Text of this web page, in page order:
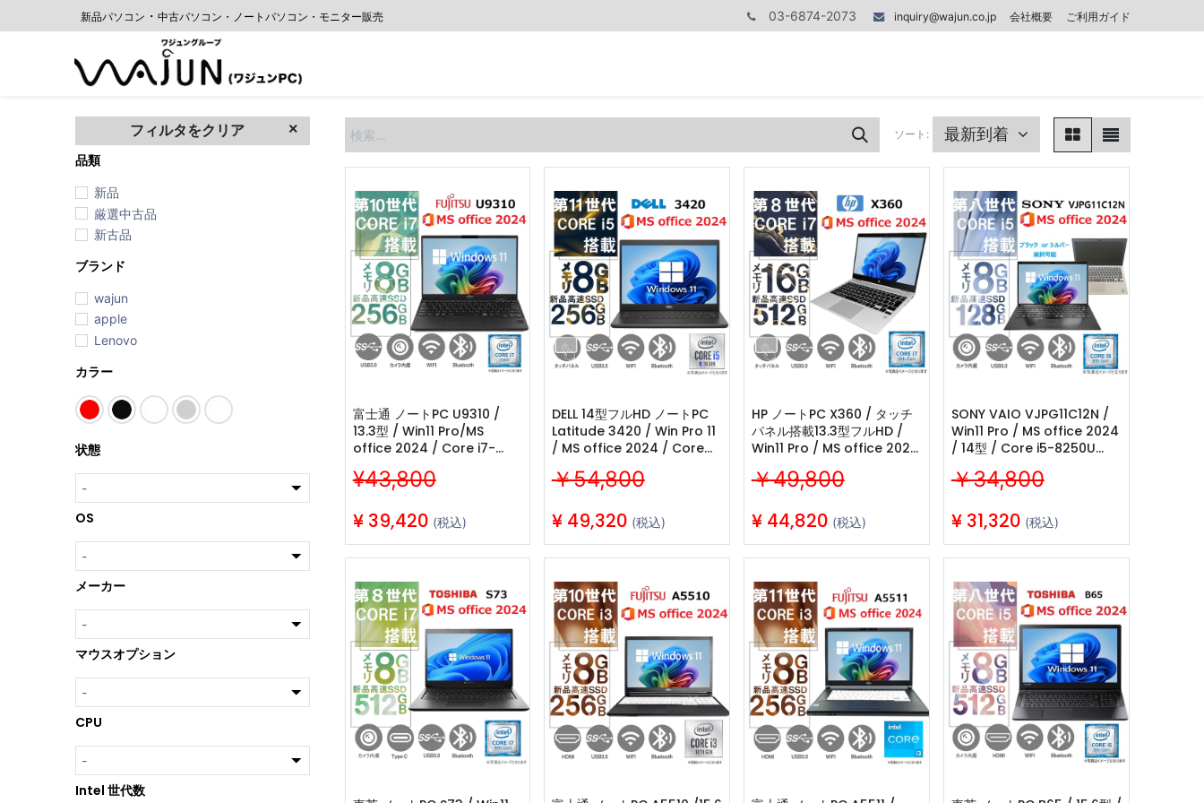
新品パソコン ・ 中古パソコン・ノートパソコン・モニター販売 03-6874-2073 inquiry@wajun.co.jp 会社概要 ご利用ガイド
フィルタをクリア
品類
新品
厳選中古品
新古品
ブランド
wajun
apple
Lenovo
カラー
状態
OS
メーカー
マウスオプション
CPU
Intel 世代数
ソート: 最新到着
富士通 ノートPC U9310 /
13.3型 / Win11 Pro/MS
office 2024 / Core i7-
ラ/wifi/Bluetooth/8GB
¥43,800
¥ 39,420 (税込)
DELL 14型フルHD ノートPC
Latitude 3420 / Win Pro 11
/ MS office 2024 / Core
載 / Webカメラ
/256GB SSD / 中古整備PC
￥54,800
¥ 49,320 (税込)
HP ノートPC X360 / タッチ
パネル搭載13.3型フルHD /
Win11 Pro / MS office 2024
ラ/wifi/Bluetooth/16GB
￥49,800
¥ 44,820 (税込)
SONY VAIO VJPG11C12N /
Win11 Pro / MS office 2024
/ 14型 / Core i5-8250U
ラ/wifi/Bluetooth/8GB
PC/ シルバー・ブラック選択
可
￥34,800
¥ 31,320 (税込)